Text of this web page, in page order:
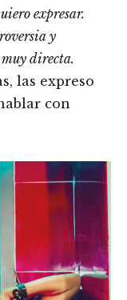
expresar.
y
directa.
las expreso
con